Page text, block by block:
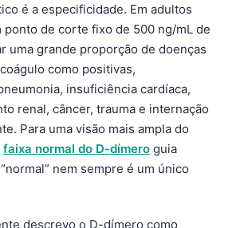
é a especificidade. Em adultos
ponto de corte fixo de 500 ng/mL de
uma grande proporção de doenças
como positivas,
insuficiência cardíaca,
renal, câncer, trauma e internação
Para uma visão mais ampla do
faixa normal do D-dímero guia
nem sempre é um único
descrevo o D-dímero como